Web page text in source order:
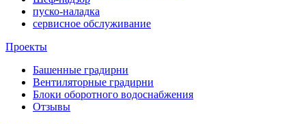
пуско-наладка
сервисное обслуживание
Проекты
Башенные градирни
Вентиляторные градирни
Блоки оборотного водоснабжения
Отзывы